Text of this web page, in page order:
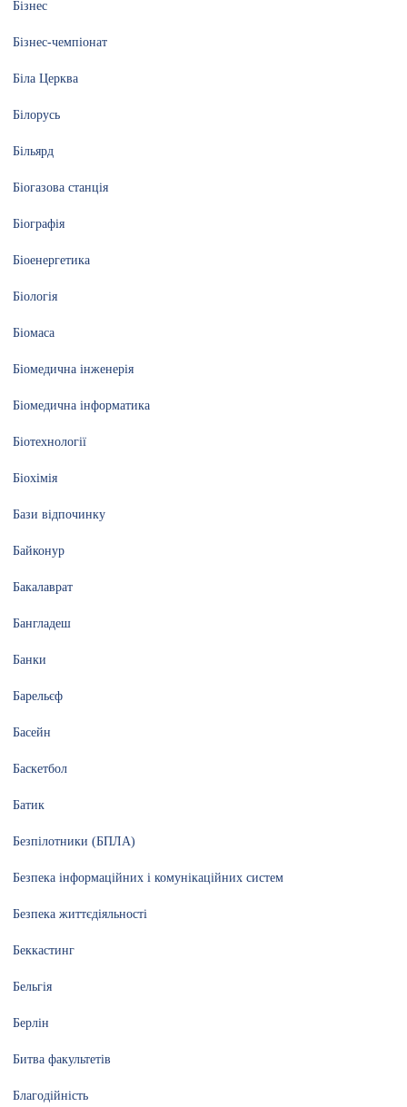
Бізнес
Бізнес-чемпіонат
Біла Церква
Білорусь
Більярд
Біогазова станція
Біографія
Біоенергетика
Біологія
Біомаса
Біомедична інженерія
Біомедична інформатика
Біотехнології
Біохімія
Бази відпочинку
Байконур
Бакалаврат
Бангладеш
Банки
Барельєф
Басейн
Баскетбол
Батик
Безпілотники (БПЛА)
Безпека інформаційних і комунікаційних систем
Безпека життєдіяльності
Беккастинг
Бельгія
Берлін
Битва факультетів
Благодійність